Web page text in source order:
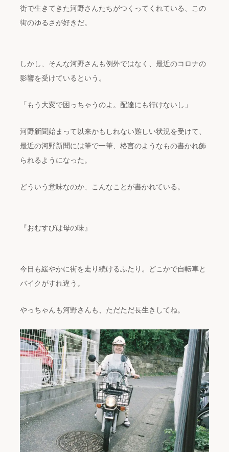
街で生きてきた河野さんたちがつくってくれている、この
街のゆるさが好きだ。
しかし、そんな河野さんも例外ではなく、最近のコロナの
影響を受けているという。
「もう大変で困っちゃうのよ。配達にも行けないし」
河野新聞始まって以来かもしれない難しい状況を受けて、
最近の河野新聞には筆で一筆、格言のようなもの書かれ飾
られるようになった。
どういう意味なのか、こんなことが書かれている。
『おむすびは母の味』
今日も緩やかに街を走り続けるふたり。どこかで自転車と
バイクがすれ違う。
やっちゃんも河野さんも、ただただ長生きしてね。